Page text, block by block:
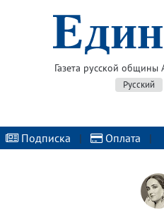
Газета русской общины
Русский
Подписка | Оплата |